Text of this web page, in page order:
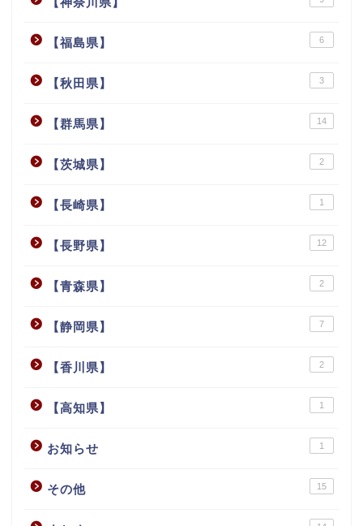
【福島県】 6
【秋田県】 3
【群馬県】 14
【茨城県】 2
【長崎県】 1
【長野県】 12
【青森県】 2
【静岡県】 7
【香川県】 2
【高知県】 1
お知らせ 1
その他 15